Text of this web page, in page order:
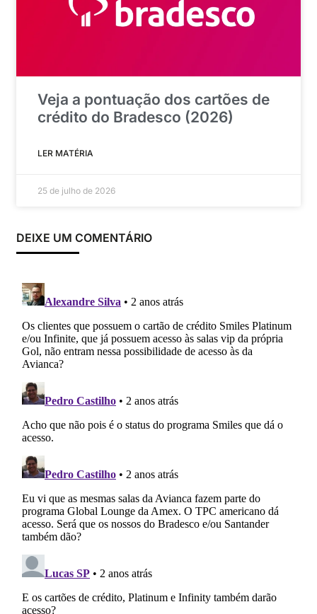
Veja a pontuação dos cartões de
crédito do Bradesco (2026)
LER MATÉRIA
25 de julho de 2026
DEIXE UM COMENTÁRIO